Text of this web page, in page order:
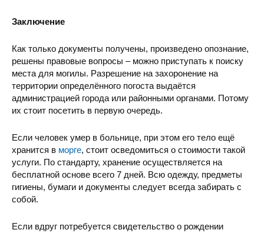
Заключение
Как только документы получены, произведено опознание,
решены правовые вопросы – можно приступать к поиску
места для могилы. Разрешение на захоронение на
территории определённого погоста выдаётся
администрацией города или районными органами. Потому
их стоит посетить в первую очередь.
Если человек умер в больнице, при этом его тело ещё
хранится в морге, стоит осведомиться о стоимости такой
услуги. По стандарту, хранение осуществляется на
бесплатной основе всего 7 дней. Всю одежду, предметы
гигиены, бумаги и документы следует всегда забирать с
собой.
Если вдруг потребуется свидетельство о рождении